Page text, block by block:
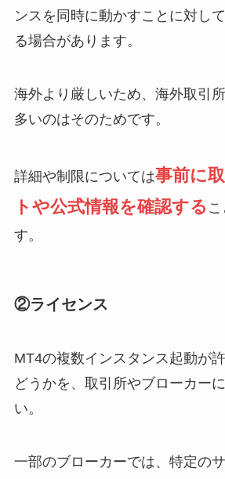
ンスを同時に動かすことに対し
る場合があります。
海外より厳しいため、海外取引
多いのはそのためです。
詳細や制限については事前に
トや公式情報を確認する
す。
②ライセンス
MT4の複数インスタンス起動が
どうかを、取引所やブローカー
い。
一部のブローカーでは、特定の